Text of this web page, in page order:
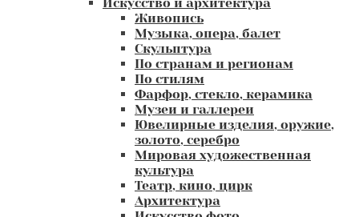
Живопись
Музыка, опера, балет
Скульптура
По странам и регионам
По стилям
Фарфор, стекло, керамика
Музеи и галлереи
Ювелирные изделия, оружие,
золото, серебро
Мировая художественная
культура
Театр, кино, цирк
Архитектура